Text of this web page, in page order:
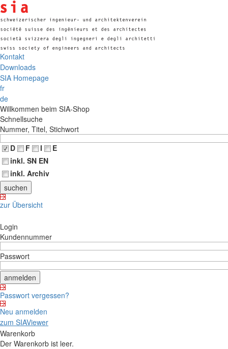
Kontakt
Downloads
SIA Homepage
fr
de
Willkommen beim SIA-Shop
Schnellsuche
Nummer, Titel, Stichwort
D
F I
E
inkl. SN EN
inkl. Archiv
zur Übersicht
Login
Kundennummer
Passwort
Passwort vergessen?
Neu anmelden
zum SIAViewer
Warenkorb
Der Warenkorb ist leer.